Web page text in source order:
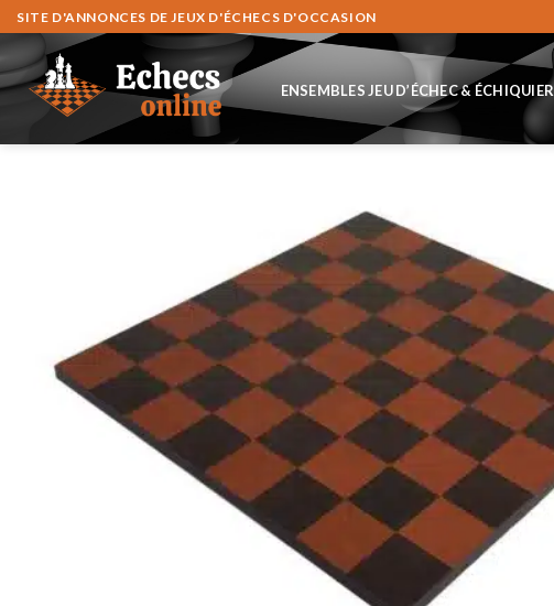
Skip
to
content
SITE D'ANNONCES DE JEUX D'ÉCHECS D'OCCASION
ENSEMBLES JEU D’ÉCHEC & ÉCHIQUIER